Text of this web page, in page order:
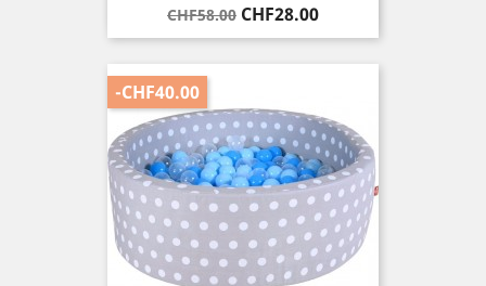
Regular
price
CHF58.00 Price
CHF28.00
-CHF40.00